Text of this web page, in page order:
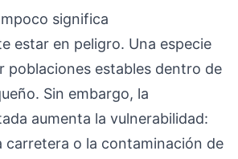
significa
estar en peligro. Una especie
poblaciones estables dentro de
Sin embargo, la
aumenta la vulnerabilidad:
carretera o la contaminación de